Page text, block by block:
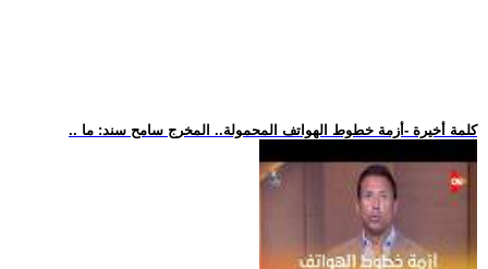
.. كلمة أخيرة -أزمة خطوط الهواتف المحمولة.. المخرج سامح سند: ما